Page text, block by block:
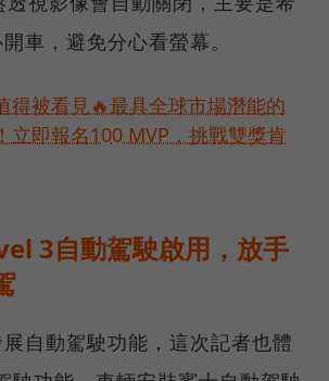
車，避免分心看螢幕。
得被看見🔥最具全球市場潛能的
立即報名100 MVP，挑戰雙獎肯
3自動駕駛啟用，放手
自動駕駛功能，這次記者也體